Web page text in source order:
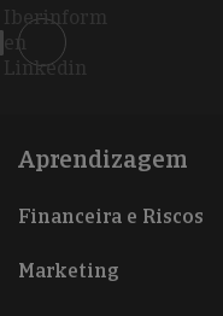
Iberinform
en
Linkedin
Aprendizagem
Financeira e Riscos
Marketing